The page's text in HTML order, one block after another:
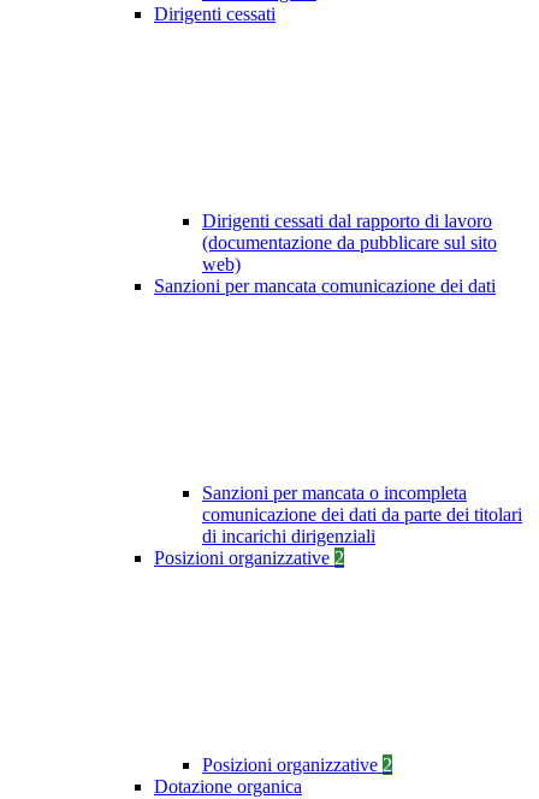
Dirigenti cessati
Dirigenti cessati dal rapporto di lavoro
(documentazione da pubblicare sul sito
web)
Sanzioni per mancata comunicazione dei dati
Sanzioni per mancata o incompleta
comunicazione dei dati da parte dei titolari
di incarichi dirigenziali
Posizioni organizzative 2
Posizioni organizzative 2
Dotazione organica